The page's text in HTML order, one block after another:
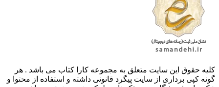
کليه حقوق اين سايت متعلق به مجموعه کارا کتاب می باشد . هر
گونه کپی برداری از سایت پیگرد قانونی داشته و استفاده از محتوا و